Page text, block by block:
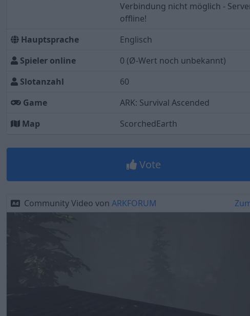
Verbindung nicht möglich -
offline!
Hauptsprache
Englisch
Spieler online
0 (Ø-Wert noch unbekannt)
Slotanzahl
60
Game
ARK: Survival Ascended
Map
ScorchedEarth
Vote
Community Video von ARKFORUM